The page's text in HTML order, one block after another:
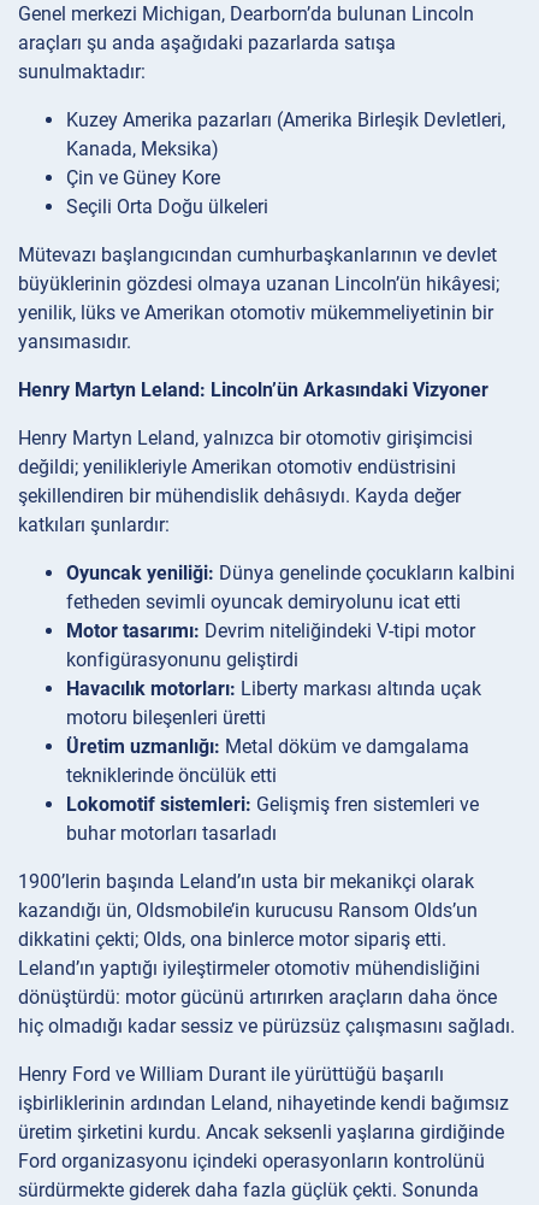
Genel merkezi Michigan, Dearborn’da bulunan Lincoln
araçları şu anda aşağıdaki pazarlarda satışa
sunulmaktadır:
Kuzey Amerika pazarları (Amerika Birleşik Devletleri,
Kanada, Meksika)
Çin ve Güney Kore
Seçili Orta Doğu ülkeleri
Mütevazı başlangıcından cumhurbaşkanlarının ve devlet
büyüklerinin gözdesi olmaya uzanan Lincoln’ün hikâyesi;
yenilik, lüks ve Amerikan otomotiv mükemmeliyetinin bir
yansımasıdır.
Henry Martyn Leland: Lincoln’ün Arkasındaki Vizyoner
Henry Martyn Leland, yalnızca bir otomotiv girişimcisi
değildi; yenilikleriyle Amerikan otomotiv endüstrisini
şekillendiren bir mühendislik dehâsıydı. Kayda değer
katkıları şunlardır:
Oyuncak yeniliği: Dünya genelinde çocukların kalbini
fetheden sevimli oyuncak demiryolunu icat etti
Motor tasarımı: Devrim niteliğindeki V-tipi motor
konfigürasyonunu geliştirdi
Havacılık motorları: Liberty markası altında uçak
motoru bileşenleri üretti
Üretim uzmanlığı: Metal döküm ve damgalama
tekniklerinde öncülük etti
Lokomotif sistemleri: Gelişmiş fren sistemleri ve
buhar motorları tasarladı
1900’lerin başında Leland’ın usta bir mekanikçi olarak
kazandığı ün, Oldsmobile’in kurucusu Ransom Olds’un
dikkatini çekti; Olds, ona binlerce motor sipariş etti.
Leland’ın yaptığı iyileştirmeler otomotiv mühendisliğini
dönüştürdü: motor gücünü artırırken araçların daha önce
hiç olmadığı kadar sessiz ve pürüzsüz çalışmasını sağladı.
Henry Ford ve William Durant ile yürüttüğü başarılı
işbirliklerinin ardından Leland, nihayetinde kendi bağımsız
üretim şirketini kurdu. Ancak seksenli yaşlarına girdiğinde
Ford organizasyonu içindeki operasyonların kontrolünü
sürdürmekte giderek daha fazla güçlük çekti. Sonunda